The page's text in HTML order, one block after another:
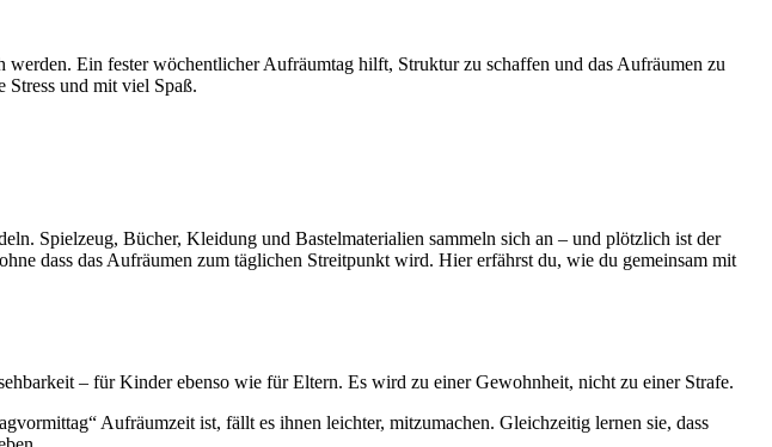
Ein fester wöchentlicher Aufräumtag hilft, Struktur zu schaffen und das Aufräumen zu
und mit viel Spaß.
Spielzeug, Bücher, Kleidung und Bastelmaterialien sammeln sich an – und plötzlich ist der
dass das Aufräumen zum täglichen Streitpunkt wird. Hier erfährst du, wie du gemeinsam mit
– für Kinder ebenso wie für Eltern. Es wird zu einer Gewohnheit, nicht zu einer Strafe.
Aufräumzeit ist, fällt es ihnen leichter, mitzumachen. Gleichzeitig lernen sie, dass